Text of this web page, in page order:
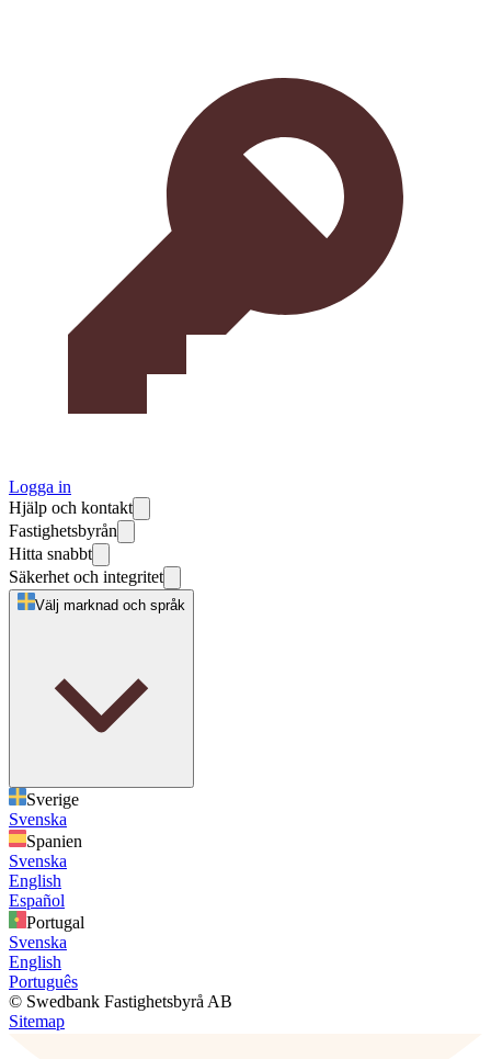
Logga in
Hjälp och kontakt
Fastighetsbyrån
Hitta snabbt
Säkerhet och integritet
Välj marknad och språk
Sverige
Svenska
Spanien
Svenska
English
Español
Portugal
Svenska
English
Português
© Swedbank Fastighetsbyrå AB
Sitemap